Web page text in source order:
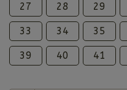
27 28 29
33 34 35
39 40 41